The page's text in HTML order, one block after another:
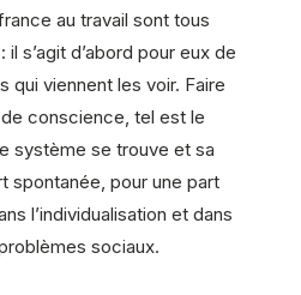
au travail sont tous
s’agit d’abord pour eux de
qui viennent les voir. Faire
conscience, tel est le
système se trouve et sa
spontanée, pour une part
l’individualisation et dans
sociaux.